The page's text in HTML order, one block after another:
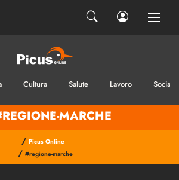
Cultura Salute Lavoro Sociale
MARCHE
/ Picus Online
/ #regione-marche